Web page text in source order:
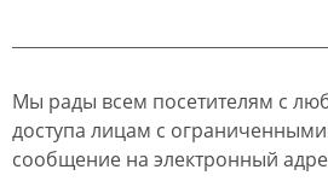
Мы рады всем посетителям с
доступа лицам с
сообщение на электронный